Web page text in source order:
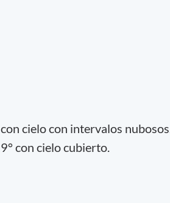
cielo con intervalos nubosos.
con cielo cubierto.